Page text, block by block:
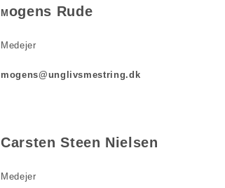
M ogens Rude
Medejer
mogens@unglivsmestring.dk
Carsten Steen Nielsen
Medejer